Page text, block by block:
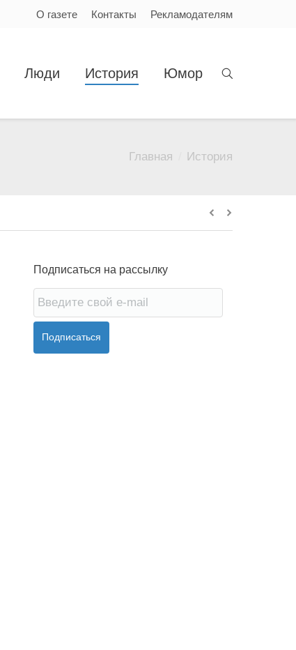
О газете Контакты Рекламодателям
Люди История Юмор
Главная История
Подписаться на рассылку
Подписаться